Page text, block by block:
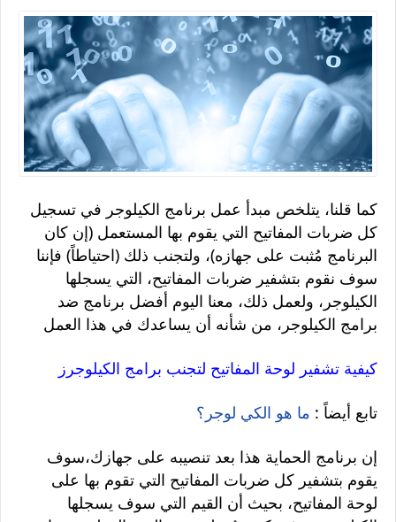
كما قلنا، يتلخص مبدأ عمل برنامج الكيلوجر في تسجيل
كل ضربات المفاتيح التي يقوم بها المستعمل (إن كان
البرنامج مُثبت على جهازه)، ولتجنب ذلك (احتياطاً) فإننا
سوف نقوم بتشفير ضربات المفاتيح، التي يسجلها
الكيلوجر، ولعمل ذلك، معنا اليوم أفضل برنامج ضد
برامج الكيلوجر، من شأنه أن يساعدك في هذا العمل
كيفية تشفير لوحة المفاتيح لتجنب برامج الكيلوجرز
تابع أيضاً : ما هو الكي لوجر؟
إن برنامج الحماية هذا بعد تنصيبه على جهازك،سوف
يقوم بتشفير كل ضربات المفاتيح التي تقوم بها على
لوحة المفاتيح، بحيث أن القيم التي سوف يسجلها